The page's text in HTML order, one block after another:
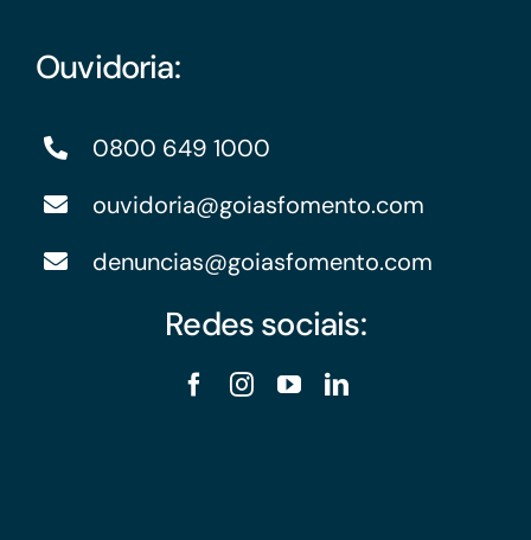
Ouvidoria:
0800 649 1000
ouvidoria@goiasfomento.com
denuncias@goiasfomento.com
Redes sociais: